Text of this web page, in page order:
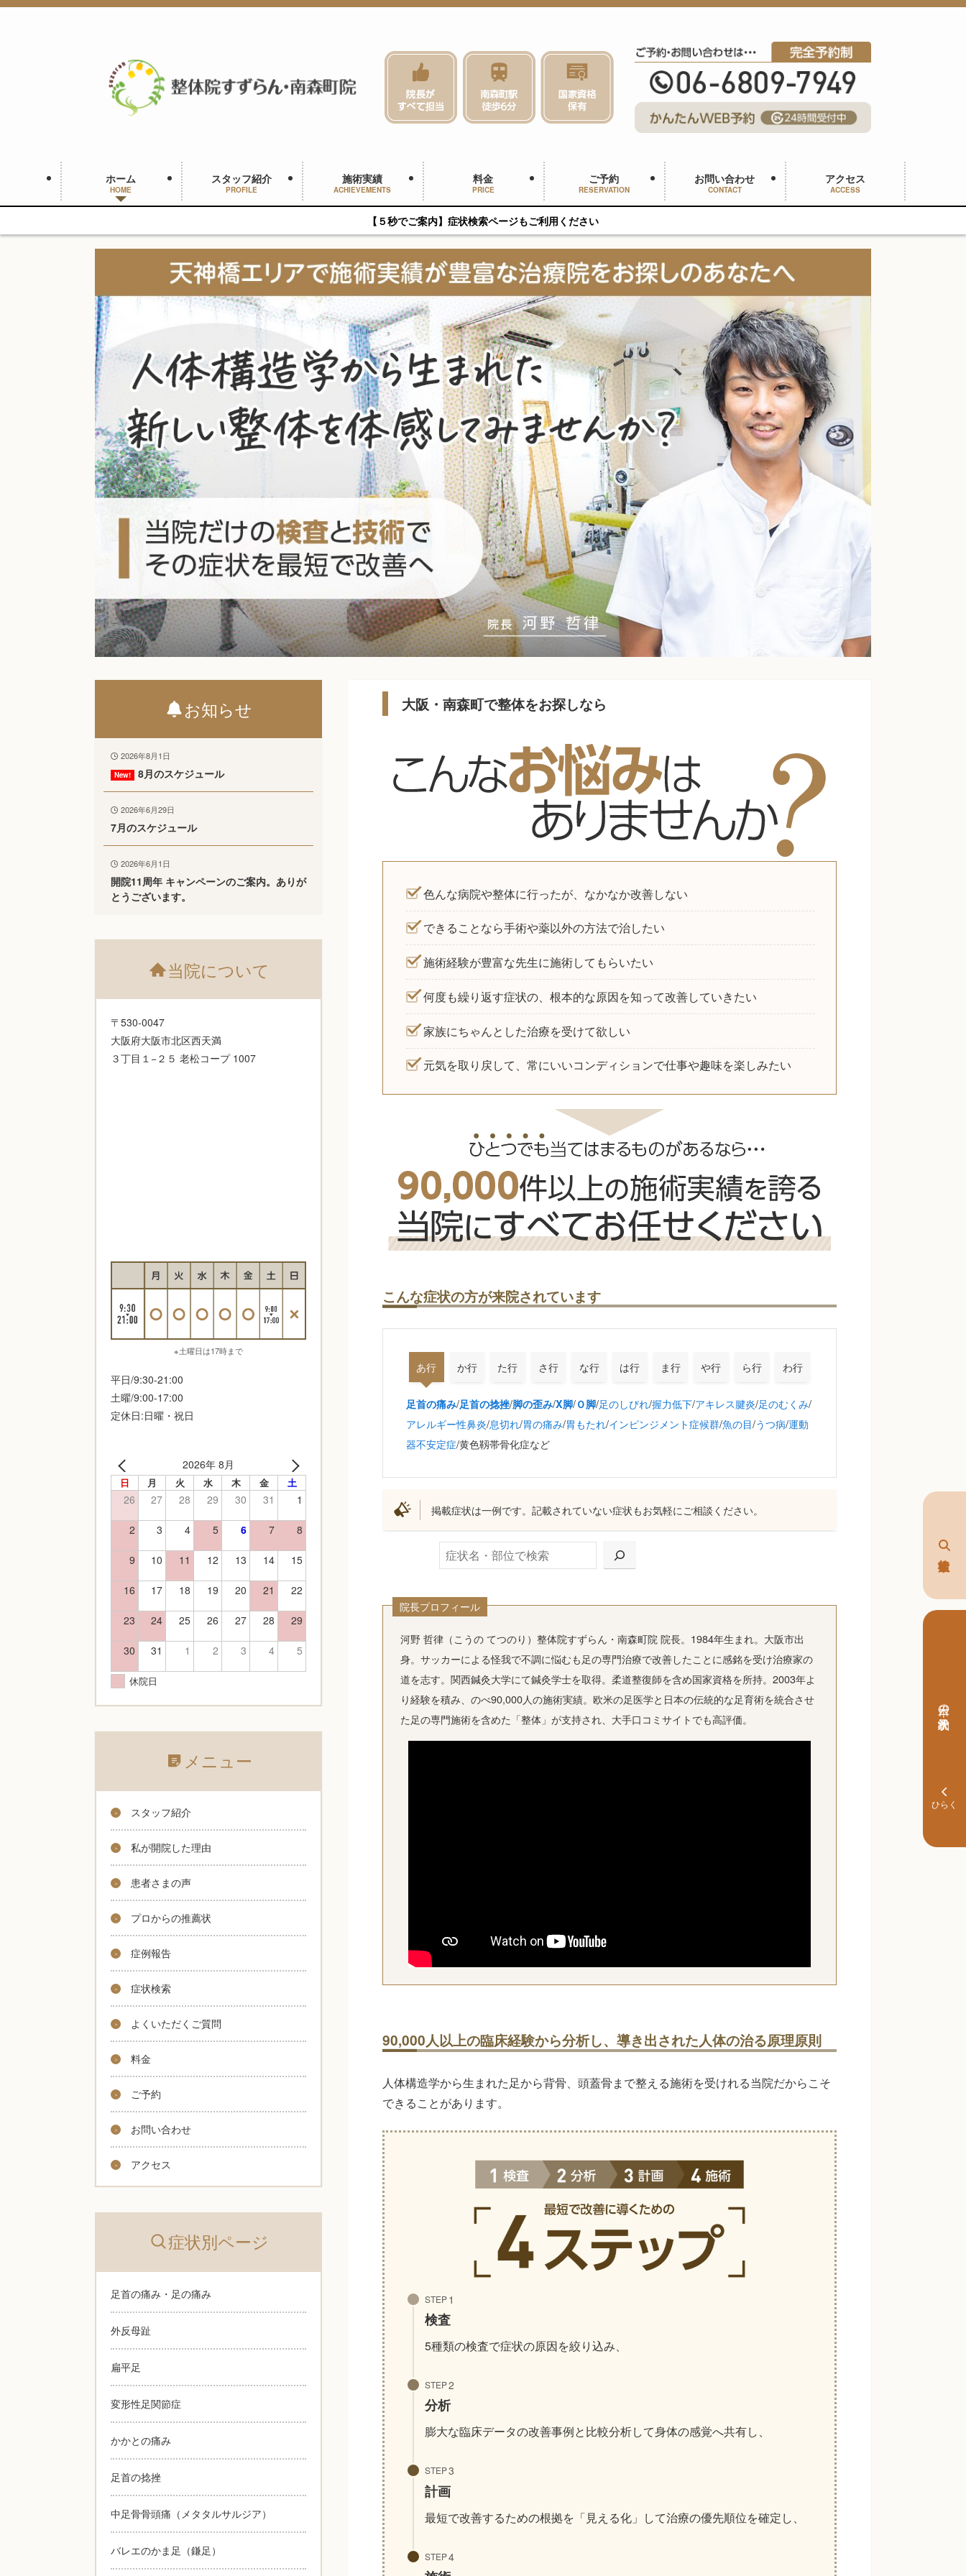
ホーム
HOME
スタッフ紹介
PROFILE
施術実績
ACHIEVEMENTS
料金
PRICE
ご予約
RESERVATION
お問い合わせ
CONTACT
アクセス
ACCESS
【５秒でご案内】症状検索ページもご利用ください
本日の予約状況
大阪・南森町で整体をお探しなら
色んな病院や整体に行ったが、なかなか改善しない
できることなら手術や薬以外の方法で治したい
施術経験が豊富な先生に施術してもらいたい
何度も繰り返す症状の、根本的な原因を知って改善していきたい
家族にちゃんとした治療を受けて欲しい
元気を取り戻して、常にいいコンディションで仕事や趣味を楽しみたい
こんな症状の方が来院されています
あ行 か行 た行 さ行 な行 は行 ま行 や行 ら行 わ行
足首の痛み/足首の捻挫/脚の歪み/X脚/Ｏ脚/足のしびれ/握力低下/アキレス腱炎/足のむくみ/
アレルギー性鼻炎/息切れ/胃の痛み/胃もたれ/インピンジメント症候群/魚の目/うつ病/運動
器不安定症/黄色靱帯骨化症など
掲載症状は一例です。記載されていない症状もお気軽にご相談ください。
院長プロフィール
河野 哲律（こうの てつのり）整体院すずらん・南森町院 院長。1984年生まれ。大阪市出
身。サッカーによる怪我で不調に悩むも足の専門治療で改善したことに感銘を受け治療家の
道を志す。関西鍼灸大学にて鍼灸学士を取得。柔道整復師を含め国家資格を所持。2003年よ
り経験を積み、のべ90,000人の施術実績。欧米の足医学と日本の伝統的な足育術を統合させ
た足の専門施術を含めた「整体」が支持され、大手口コミサイトでも高評価。
90,000人以上の臨床経験から分析し、導き出された人体の治る原理原則
人体構造学から生まれた足から背骨、頭蓋骨まで整える施術を受けれる当院だからこそ
できることがあります。
STEP
検査
5種類の検査で症状の原因を絞り込み、
STEP
分析
膨大な臨床データの改善事例と比較分析して身体の感覚へ共有し、
STEP
計画
最短で改善するための根拠を「見える化」して治療の優先順位を確定し、
STEP
お知らせ
2026年8月1日
8月のスケジュール
2026年6月29日
7月のスケジュール
2026年6月1日
開院11周年 キャンペーンのご案内。ありが
とうございます。
当院について
〒530-0047
大阪府大阪市北区西天満
３丁目１−２５ 老松コープ 1007
※土曜日は17時まで
平日/9:30-21:00
土曜/9:00-17:00
定休日:日曜・祝日
2026年 8月
日 月 火 水 木 金 土
26 27 28 29 30 31 1
2 3 4 5 6 7 8
9 10 11 12 13 14 15
16 17 18 19 20 21 22
23 24 25 26 27 28 29
30 31 1 2 3 4 5
休院日
メニュー
スタッフ紹介
私が開院した理由
患者さまの声
プロからの推薦状
症例報告
症状検索
よくいただくご質問
料金
ご予約
お問い合わせ
アクセス
症状別ページ
足首の痛み・足の痛み
外反母趾
扁平足
変形性足関節症
かかとの痛み
足首の捻挫
中足骨骨頭痛（メタタルサルジア）
バレエのかま足（鎌足）